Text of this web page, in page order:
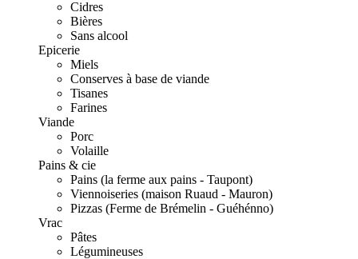
Cidres
Bières
Sans alcool
Epicerie
Miels
Conserves à base de viande
Tisanes
Farines
Viande
Porc
Volaille
Pains & cie
Pains (la ferme aux pains - Taupont)
Viennoiseries (maison Ruaud - Mauron)
Pizzas (Ferme de Brémelin - Guéhénno)
Vrac
Pâtes
Légumineuses